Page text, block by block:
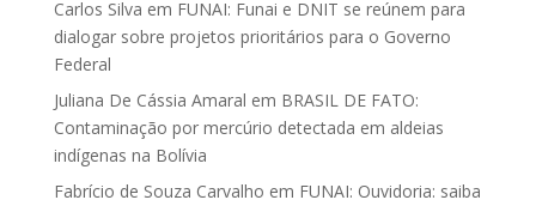
Carlos Silva em FUNAI: Funai e DNIT se reúnem para
dialogar sobre projetos prioritários para o Governo
Federal
Juliana De Cássia Amaral em BRASIL DE FATO:
Contaminação por mercúrio detectada em aldeias
indígenas na Bolívia
Fabrício de Souza Carvalho em FUNAI: Ouvidoria: saiba